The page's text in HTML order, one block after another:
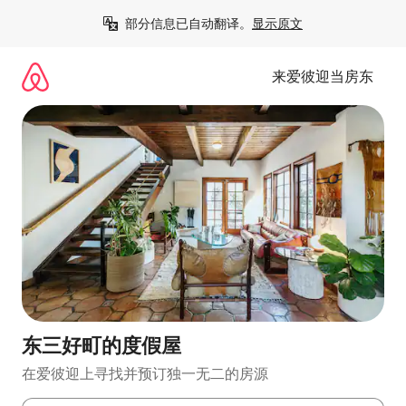
部分信息已自动翻译。 显示原文
来爱彼迎当房东
东三好町的度假屋
在爱彼迎上寻找并预订独一无二的房源